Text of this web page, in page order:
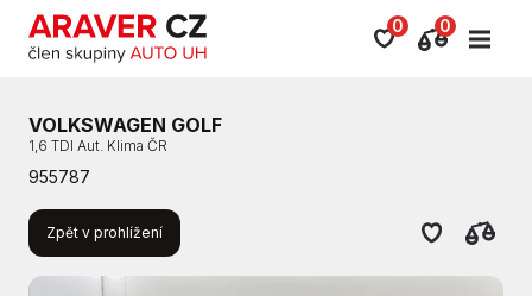
0 0
VOLKSWAGEN GOLF
1,6 TDI Aut. Klima ČR
955787
Zpět v prohlížení